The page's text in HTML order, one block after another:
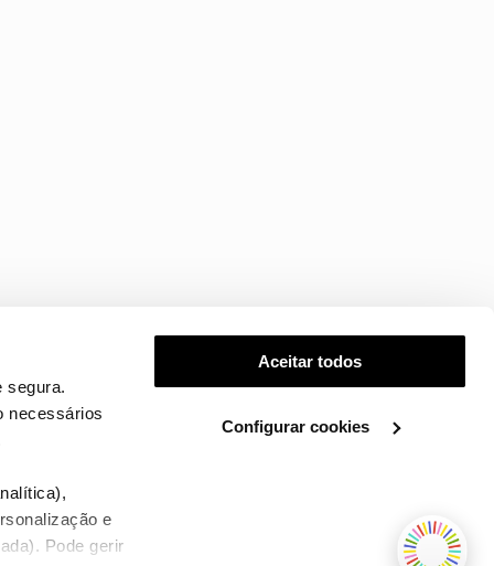
segura.
necessários
e
Pode gerir
Aceitar todos
Configurar cookies